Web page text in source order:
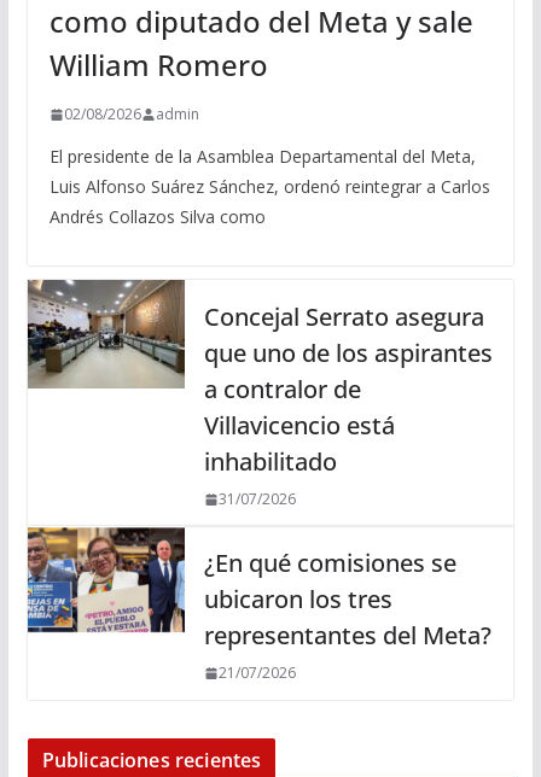
como diputado del Meta y sale
William Romero
02/08/2026 admin
El presidente de la Asamblea Departamental del Meta,
Luis Alfonso Suárez Sánchez, ordenó reintegrar a Carlos
Andrés Collazos Silva como
Concejal Serrato asegura
que uno de los aspirantes
a contralor de
Villavicencio está
inhabilitado
31/07/2026
¿En qué comisiones se
ubicaron los tres
representantes del Meta?
21/07/2026
Publicaciones recientes